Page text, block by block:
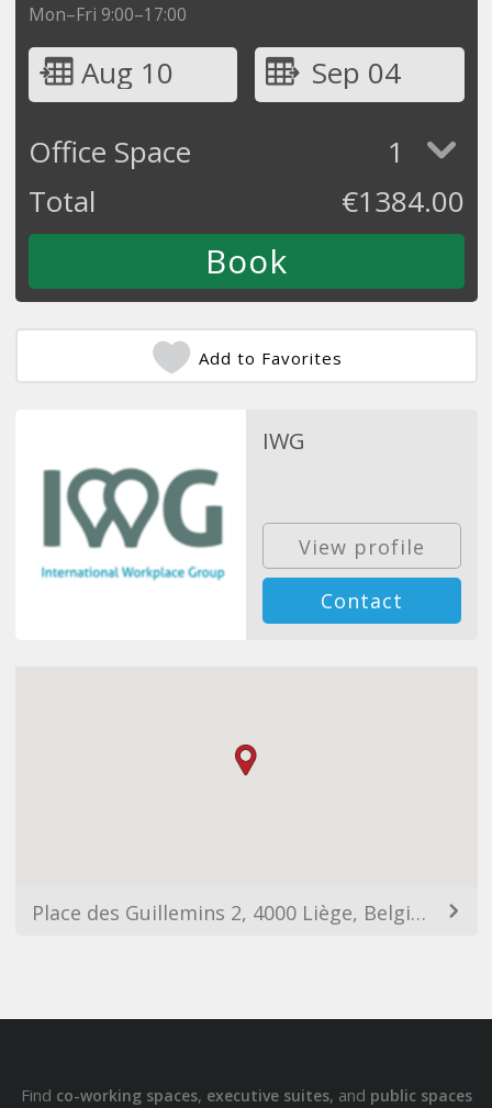
Mon–Fri 9:00–17:00
Aug 10
Sep 04
Office Space
1
Total
€1384.00
Add to Favorites
IWG
View profile
Contact
Place des Guillemins 2, 4000 Liège, Belgium
Find co-working spaces, executive suites, and public spaces